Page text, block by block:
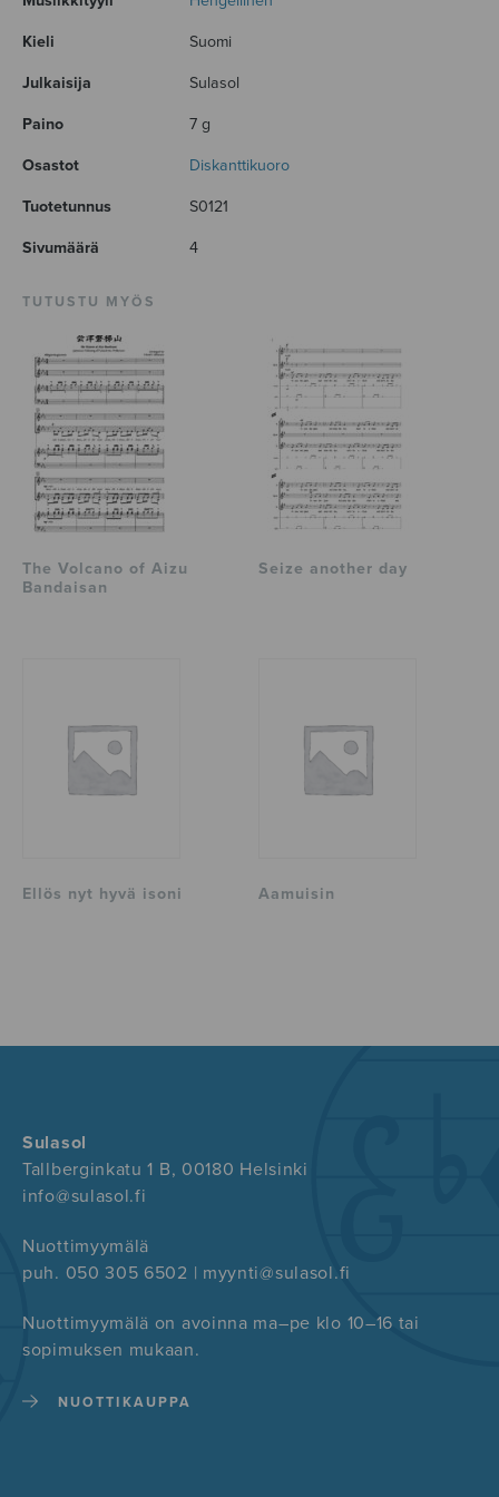
Kieli Suomi
Julkaisija Sulasol
Paino 7 g
Osastot Diskanttikuoro
Tuotetunnus S0121
Sivumäärä 4
TUTUSTU MYÖS
The Volcano of Aizu
Bandaisan
Seize another day
Ellös nyt hyvä isoni Aamuisin
Sulasol
Tallberginkatu 1 B, 00180 Helsinki
info@sulasol.fi
Nuottimyymälä
puh. 050 305 6502 | myynti@sulasol.fi
Nuottimyymälä on avoinna ma–pe klo 10–16 tai
sopimuksen mukaan.
NUOTTIKAUPPA